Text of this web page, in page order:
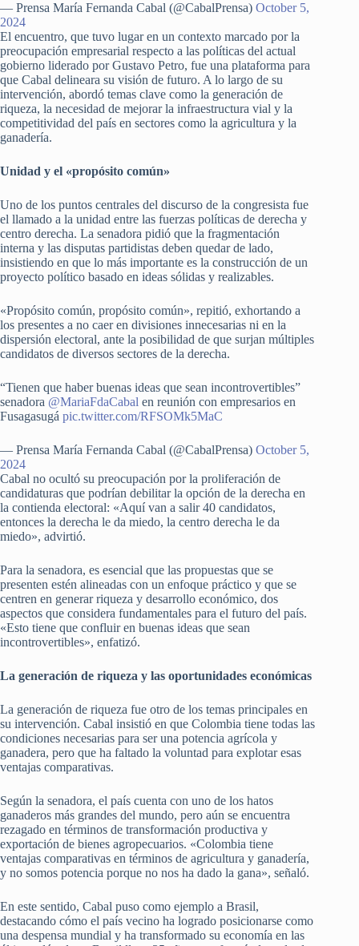
— Prensa María Fernanda Cabal (@CabalPrensa) October 5,
2024
El encuentro, que tuvo lugar en un contexto marcado por la
preocupación empresarial respecto a las políticas del actual
gobierno liderado por Gustavo Petro, fue una plataforma para
que Cabal delineara su visión de futuro. A lo largo de su
intervención, abordó temas clave como la generación de
riqueza, la necesidad de mejorar la infraestructura vial y la
competitividad del país en sectores como la agricultura y la
ganadería.
Unidad y el «propósito común»
Uno de los puntos centrales del discurso de la congresista fue
el llamado a la unidad entre las fuerzas políticas de derecha y
centro derecha. La senadora pidió que la fragmentación
interna y las disputas partidistas deben quedar de lado,
insistiendo en que lo más importante es la construcción de un
proyecto político basado en ideas sólidas y realizables.
«Propósito común, propósito común», repitió, exhortando a
los presentes a no caer en divisiones innecesarias ni en la
dispersión electoral, ante la posibilidad de que surjan múltiples
candidatos de diversos sectores de la derecha.
“Tienen que haber buenas ideas que sean incontrovertibles”
senadora @MariaFdaCabal en reunión con empresarios en
Fusagasugá pic.twitter.com/RFSOMk5MaC
— Prensa María Fernanda Cabal (@CabalPrensa) October 5,
2024
Cabal no ocultó su preocupación por la proliferación de
candidaturas que podrían debilitar la opción de la derecha en
la contienda electoral: «Aquí van a salir 40 candidatos,
entonces la derecha le da miedo, la centro derecha le da
miedo», advirtió.
Para la senadora, es esencial que las propuestas que se
presenten estén alineadas con un enfoque práctico y que se
centren en generar riqueza y desarrollo económico, dos
aspectos que considera fundamentales para el futuro del país.
«Esto tiene que confluir en buenas ideas que sean
incontrovertibles», enfatizó.
La generación de riqueza y las oportunidades económicas
La generación de riqueza fue otro de los temas principales en
su intervención. Cabal insistió en que Colombia tiene todas las
condiciones necesarias para ser una potencia agrícola y
ganadera, pero que ha faltado la voluntad para explotar esas
ventajas comparativas.
Según la senadora, el país cuenta con uno de los hatos
ganaderos más grandes del mundo, pero aún se encuentra
rezagado en términos de transformación productiva y
exportación de bienes agropecuarios. «Colombia tiene
ventajas comparativas en términos de agricultura y ganadería,
y no somos potencia porque no nos ha dado la gana», señaló.
En este sentido, Cabal puso como ejemplo a Brasil,
destacando cómo el país vecino ha logrado posicionarse como
una despensa mundial y ha transformado su economía en las